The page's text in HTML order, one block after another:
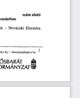
szám alatti
- Nováczki Eleonóra
hu • www.;ozseivaros. hu 1
SBARÁT 8